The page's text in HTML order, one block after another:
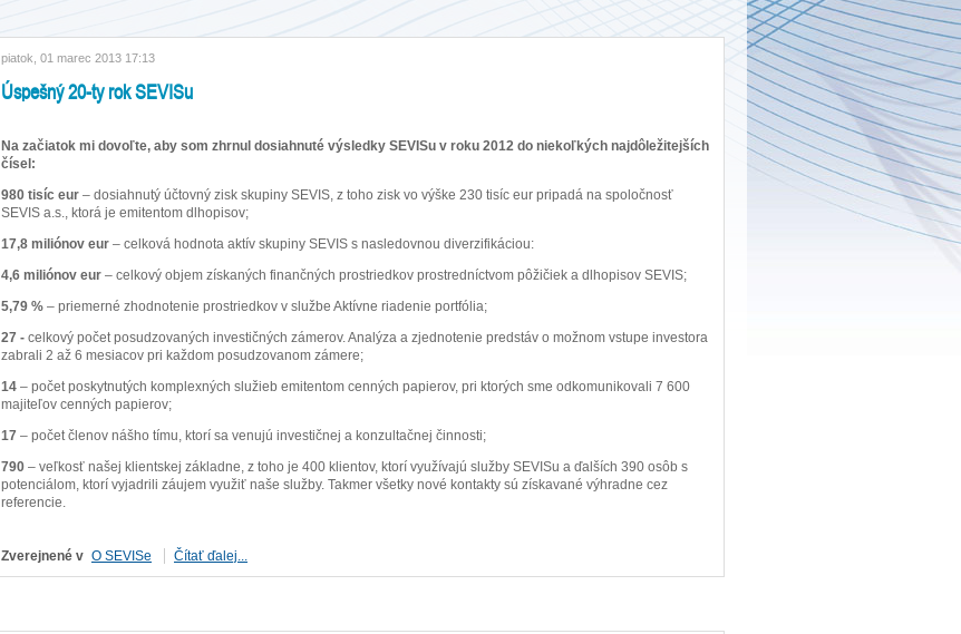
piatok, 01 marec 2013 17:13
Úspešný 20-ty rok SEVISu
Na začiatok mi dovoľte, aby som zhrnul dosiahnuté výsledky SEVISu v roku 2012 do niekoľkých najdôležitejších
čísel:
980 tisíc eur – dosiahnutý účtovný zisk skupiny SEVIS, z toho zisk vo výške 230 tisíc eur pripadá na spoločnosť
SEVIS a.s., ktorá je emitentom dlhopisov;
17,8 miliónov eur – celková hodnota aktív skupiny SEVIS s nasledovnou diverzifikáciou:
4,6 miliónov eur – celkový objem získaných finančných prostriedkov prostredníctvom pôžičiek a dlhopisov SEVIS;
5,79 % – priemerné zhodnotenie prostriedkov v službe Aktívne riadenie portfólia;
27 - celkový počet posudzovaných investičných zámerov. Analýza a zjednotenie predstáv o možnom vstupe investora
zabrali 2 až 6 mesiacov pri každom posudzovanom zámere;
14 – počet poskytnutých komplexných služieb emitentom cenných papierov, pri ktorých sme odkomunikovali 7 600
majiteľov cenných papierov;
17 – počet členov nášho tímu, ktorí sa venujú investičnej a konzultačnej činnosti;
790 – veľkosť našej klientskej základne, z toho je 400 klientov, ktorí využívajú služby SEVISu a ďalších 390 osôb s
potenciálom, ktorí vyjadrili záujem využiť naše služby. Takmer všetky nové kontakty sú získavané výhradne cez
referencie.
Zverejnené v O SEVISe Čítať ďalej...